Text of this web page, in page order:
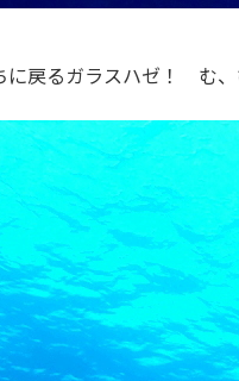
に戻るガラスハゼ！ む、